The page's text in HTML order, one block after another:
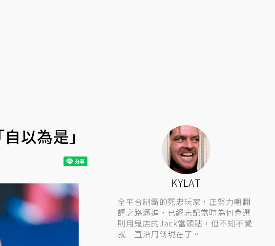
以為是」
KYLAT
全平台制霸的死忠玩家，正努力朝翻
譯之路邁進，已經忘記當時為何會選
則用鬼店的Jack當頭貼，但不知不覺
就一直沿用到現在了。